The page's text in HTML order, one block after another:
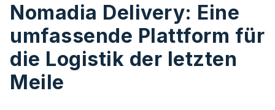
Nomadia Delivery: Eine
umfassende Plattform für
die Logistik der letzten
Meile